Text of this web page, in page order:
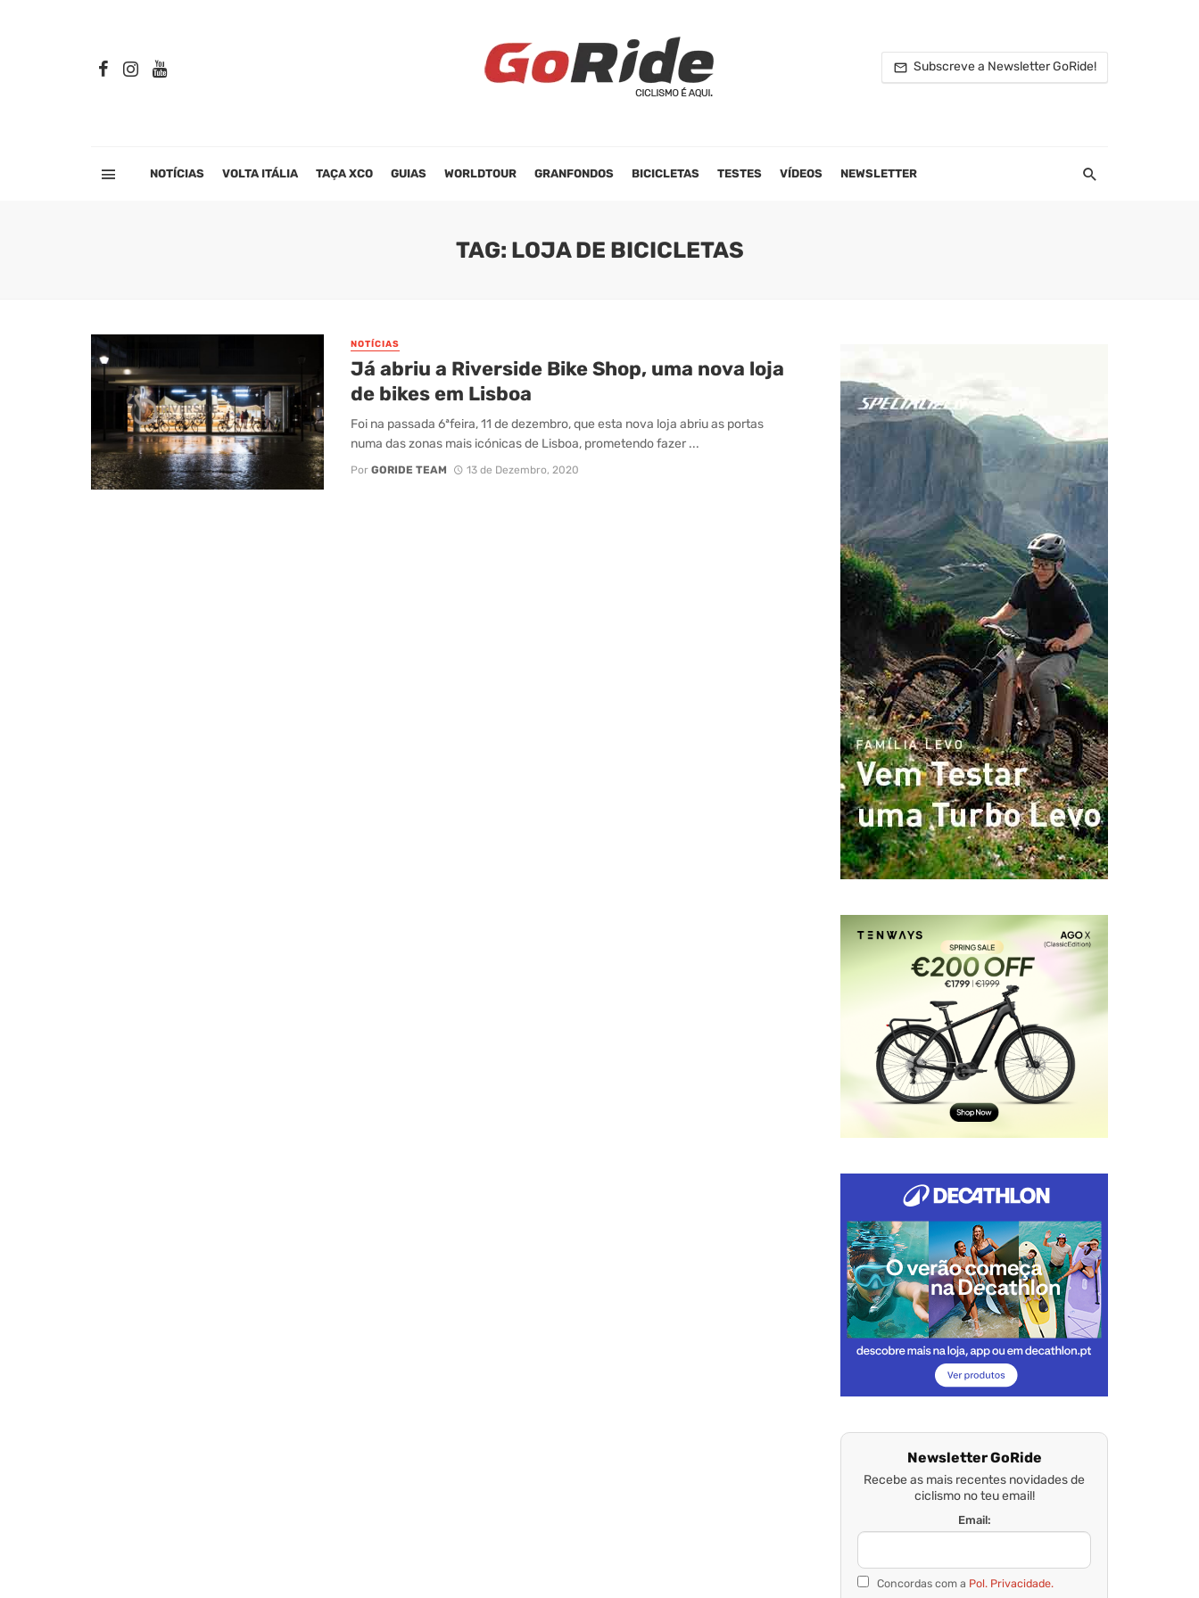
Subscreve a Newsletter GoRide!
NOTÍCIAS VOLTA ITÁLIA TAÇA XCO GUIAS WORLDTOUR GRANFONDOS BICICLETAS TESTES VÍDEOS NEWSLETTER
TAG: LOJA DE BICICLETAS
NOTÍCIAS
Já abriu a Riverside Bike Shop, uma nova loja
de bikes em Lisboa
Foi na passada 6ªfeira, 11 de dezembro, que esta nova loja abriu as portas
numa das zonas mais icónicas de Lisboa, prometendo fazer ...
Por GORIDE TEAM 13 de Dezembro, 2020
Newsletter GoRide
Recebe as mais recentes novidades de
ciclismo no teu email!
Email:
Concordas com a Pol. Privacidade.